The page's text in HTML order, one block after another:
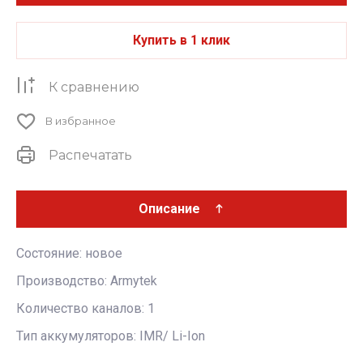
Купить в 1 клик
К сравнению
В избранное
Распечатать
Описание
Состояние: новое
Производство: Armytek
Количество каналов: 1
Тип аккумуляторов: IMR/ Li-Ion